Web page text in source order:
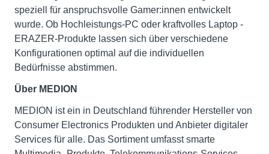
speziell für anspruchsvolle Gamer:innen entwickelt
wurde. Ob Hochleistungs-PC oder kraftvolles Laptop -
ERAZER-Produkte lassen sich über verschiedene
Konfigurationen optimal auf die individuellen
Bedürfnisse abstimmen.
Über MEDION
MEDION ist ein in Deutschland führender Hersteller von
Consumer Electronics Produkten und Anbieter digitaler
Services für alle. Das Sortiment umfasst smarte